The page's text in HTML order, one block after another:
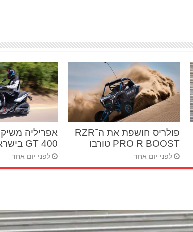
פולריס חושפת את ה־RZR
PRO R BOOST טורבו
לפני יום אחד
GT 400 בישראל
לפני יום אחד